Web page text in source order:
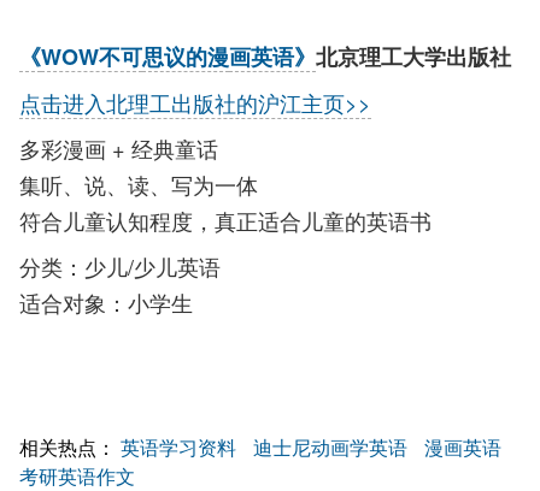
《WOW不可思议的漫画英语》 北京理工大学出版社
点击进入北理工出版社的沪江主页>>
多彩漫画 + 经典童话
集听、说、读、写为一体
符合儿童认知程度，真正适合儿童的英语书
分类：少儿/少儿英语
适合对象：小学生
相关热点： 英语学习资料 迪士尼动画学英语
漫画英语
考研英语作文